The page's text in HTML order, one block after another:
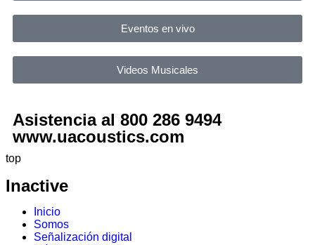
Eventos en vivo
Videos Musicales
Asistencia al 800 286 9494
www.uacoustics.com
top
Inactive
Inicio
Somos
Señalización digital